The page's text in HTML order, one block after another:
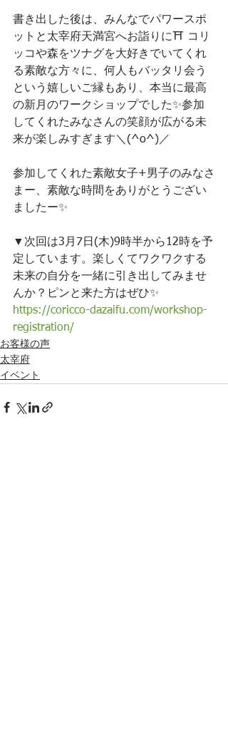
書き出した後は、みんなでパワースポ
ットと太宰府天満宮へお詣りに⛩ コリ
ッコや森をツナグを大好きでいてくれ
る素敵な方々に、何人もバッタリ会う
という嬉しいご縁もあり、本当に最高
の新月のワークショップでした✨参加
してくれたみなさんの笑顔が広がる未
来が楽しみすぎます＼(^o^)／
参加してくれた素敵女子+男子のみなさ
まー、素敵な時間をありがとうござい
ましたー✨
▼次回は3月7日(木)9時半から12時を予
定しています。楽しくてワクワクする
未来の自分を一緒に引き出してみませ
んか？ピンと来た方はぜひ✨
https://coricco-dazaifu.com/workshop-
registration/
お客様の声
太宰府
イベント